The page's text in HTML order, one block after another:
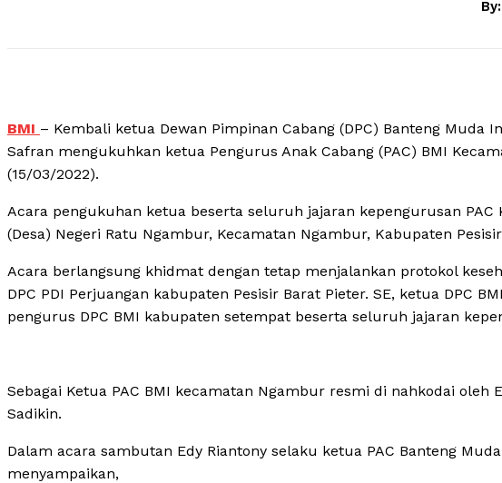
By:
BMI – Kembali ketua Dewan Pimpinan Cabang (DPC) Banteng Muda
Safran mengukuhkan ketua Pengurus Anak Cabang (PAC) BMI
(15/03/2022).
Acara pengukuhan ketua beserta seluruh jajaran kepengurusan
(Desa) Negeri Ratu Ngambur, Kecamatan Ngambur, Kabupaten
Acara berlangsung khidmat dengan tetap menjalankan protokol
DPC PDI Perjuangan kabupaten Pesisir Barat Pieter. SE, ketua DPC
pengurus DPC BMI kabupaten setempat beserta seluruh jajaran
Sebagai Ketua PAC BMI kecamatan Ngambur resmi di nahkodai oleh
Sadikin.
Dalam acara sambutan Edy Riantony selaku ketua PAC Banteng
menyampaikan,